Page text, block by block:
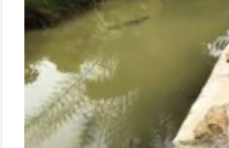
k r